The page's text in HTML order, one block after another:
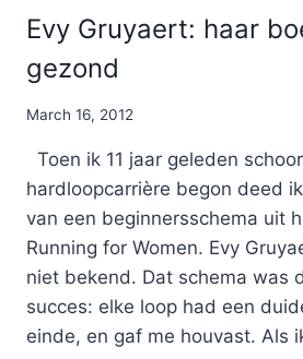
Evy Gruyaert: haar
gezond
By
March 16, 2012
Toen ik 11 jaar geleden
hardloopcarrière begon deed
van een beginnersschema uit
Running for Women. Evy
niet bekend. Dat schema was
succes: elke loop had een
einde, en gaf me houvast. Als